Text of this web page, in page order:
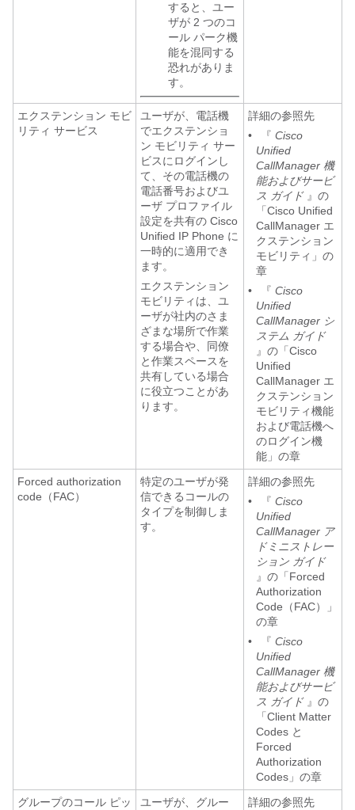
すると、ユー
ザが 2 つのコ
ール パーク機
能を混同する
恐れがありま
す。
エクステンション モビ
リティ サービス
ユーザが、電話機
でエクステンショ
ン モビリティ サー
ビスにログインし
て、その電話機の
電話番号およびユ
ーザ プロファイル
設定を共有の Cisco
Unified IP Phone に
一時的に適用でき
ます。
エクステンション
モビリティは、ユ
ーザが社内のさま
ざまな場所で作業
する場合や、同僚
と作業スペースを
共有している場合
に役立つことがあ
ります。
詳細の参照先
•
『 Cisco
Unified
CallManager 機
能およびサービ
ス ガイド』の
「Cisco Unified
CallManager エ
クステンション
モビリティ」の
章
•
『 Cisco
Unified
CallManager シ
ステム ガイド
』の「Cisco
Unified
CallManager エ
クステンション
モビリティ機能
および電話機へ
のログイン機
能」の章
Forced authorization
code（FAC）
特定のユーザが発
信できるコールの
タイプを制御しま
す。
詳細の参照先
•
『 Cisco
Unified
CallManager ア
ドミニストレー
ション ガイド
』の「Forced
Authorization
Code（FAC）」
の章
•
『 Cisco
Unified
CallManager 機
能およびサービ
ス ガイド』の
「Client Matter
Codes と
Forced
Authorization
Codes」の章
グループのコール ピッ
ユーザが、グルー
詳細の参照先